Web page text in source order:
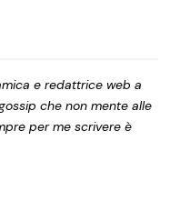
e redattrice web a
che non mente alle
per me scrivere è